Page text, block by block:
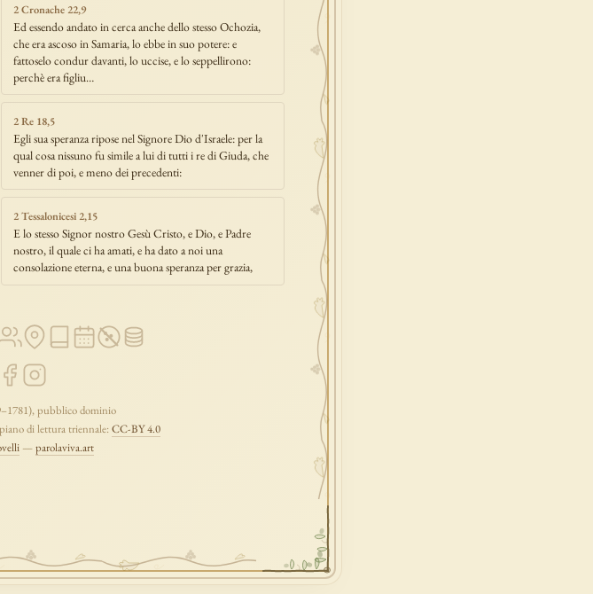
2 Cronache 22,9
Ed essendo andato in cerca anche dello stesso Ochozia,
che era ascoso in Samaria, lo ebbe in suo potere: e
fattoselo condur davanti, lo uccise, e lo seppellirono:
perchè era figliu…
2 Re 18,5
Egli sua speranza ripose nel Signore Dio d'Israele: per la
qual cosa nissuno fu simile a lui di tutti i re di Giuda, che
venner di poi, e meno dei precedenti:
2 Tessalonicesi 2,15
E lo stesso Signor nostro Gesù Cristo, e Dio, e Padre
nostro, il quale ci ha amati, e ha dato a noi una
consolazione eterna, e una buona speranza per grazia,
pubblico dominio
di lettura triennale:CC-BY 4.0
—parolaviva.art